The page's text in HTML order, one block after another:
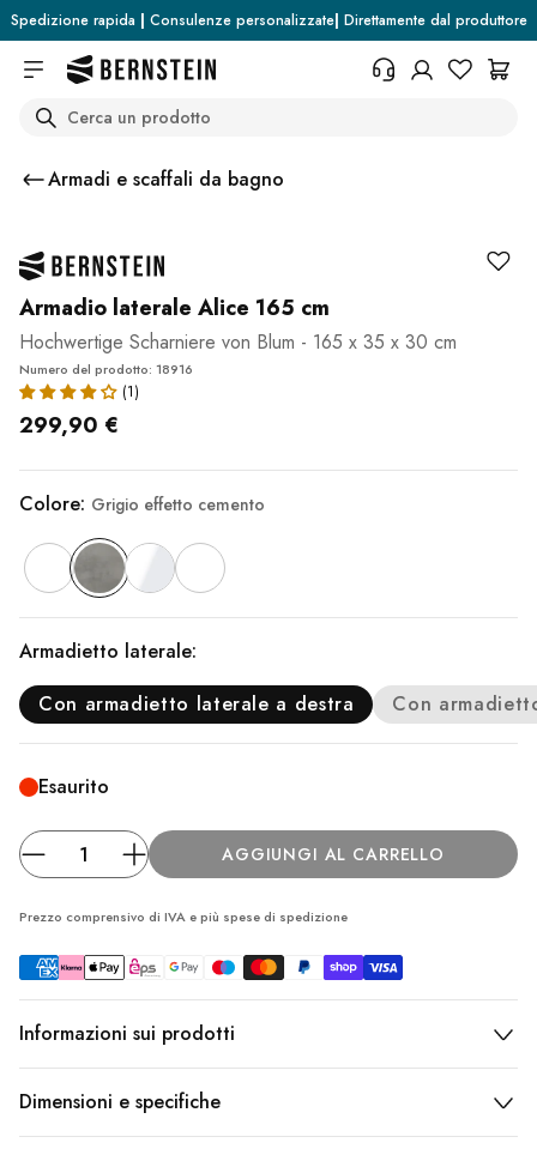
Skip to main content
Spedizione rapida | Consulenze personalizzate| Direttamente dal produttore
sulle condizioni di reso, sullo stato
Search
Armadi e scaffali da bagno
Armadio laterale Alice 165 cm
Hochwertige Scharniere von Blum - 165 x 35 x 30 cm
Numero del prodotto: 18916
299,90 €
Colore: Grigio effetto cemento
Armadietto laterale:
Con armadietto laterale a destra
Con
Esaurito
AGGIUNGI AL CARRELLO
Prezzo comprensivo di IVA e più spesedi spedizione
Informazioni sui prodotti
Dimensioni e specifiche